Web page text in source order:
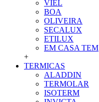
VIEL
BOA
OLIVEIRA
SECALUX
ETILUX
EM CASA TEM
+
TERMICAS
ALADDIN
TERMOLAR
ISOTERM